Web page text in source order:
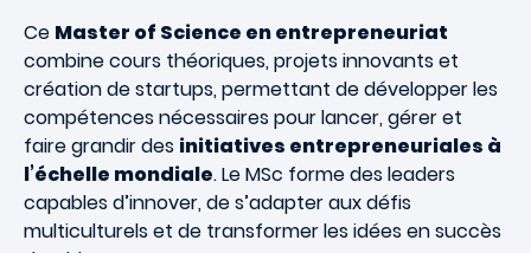
Ce Master of Science en entrepreneuriat
combine cours théoriques, projets innovants et
création de startups, permettant de développer les
compétences nécessaires pour lancer, gérer et
faire grandir des initiatives entrepreneuriales à
l’échelle mondiale. Le MSc forme des leaders
capables d’innover, de s’adapter aux défis
multiculturels et de transformer les idées en succès